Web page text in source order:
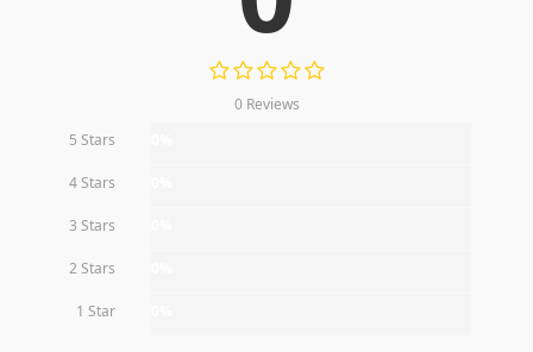
0 Reviews
5 Stars
4 Stars
3 Stars
2 Stars
1 Star